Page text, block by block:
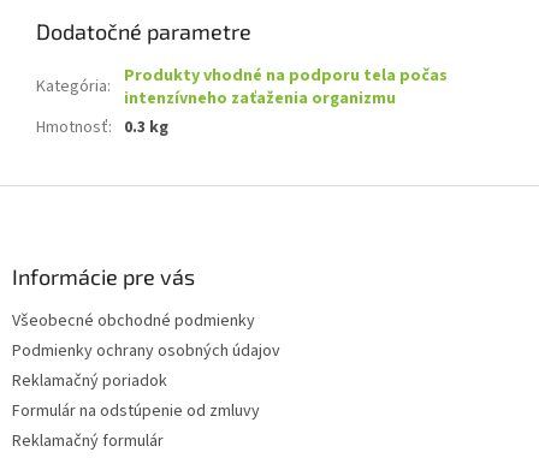
Dodatočné parametre
Kategória:
Produkty vhodné na podporu tela počas
intenzívneho zaťaženia organizmu
Hmotnosť: 0.3 kg
Informácie pre vás
Všeobecné obchodné podmienky
Podmienky ochrany osobných údajov
Reklamačný poriadok
Formulár na odstúpenie od zmluvy
Reklamačný formulár